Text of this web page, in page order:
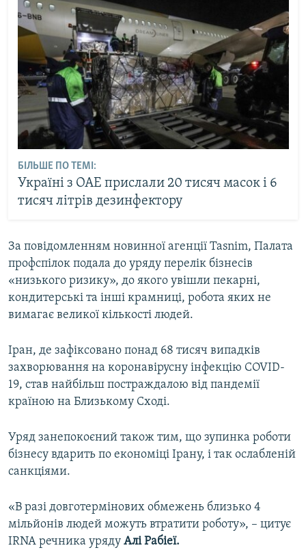
БІЛЬШЕ ПО ТЕМІ:
Україні з ОАЕ прислали 20 тисяч масок і 6
тисяч літрів дезинфектору
За повідомленням новинної агенції Tasnim, Палата
профспілок подала до уряду перелік бізнесів
«низького ризику», до якого увішли пекарні,
кондитерські та інші крамниці, робота яких не
вимагає великої кількості людей.
Іран, де зафіксовано понад 68 тисяч випадків
захворювання на коронавірусну інфекцію COVID-
19, став найбільш постраждалою від пандемії
країною на Близькому Сході.
Уряд занепокоєний також тим, що зупинка роботи
бізнесу вдарить по економіці Ірану, і так ослабленій
санкціями.
«В разі довготермінових обмежень близько 4
мільйонів людей можуть втратити роботу», – цитує
IRNA речника уряду Алі Рабіеї.